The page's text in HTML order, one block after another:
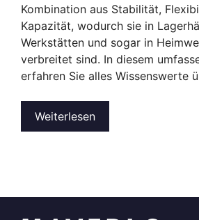
Kombination aus Stabilität,
Kapazität, wodurch sie in
Werkstätten und sogar in
verbreitet sind. In diesem
erfahren Sie alles Wissenswerte
Weiterlesen